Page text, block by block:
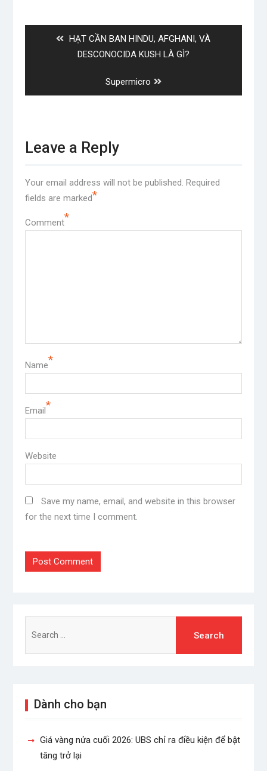
Previous
post:
HẠT CẦN BAN HINDU, AFGHANI, VÀ
DESCONOCIDA KUSH LÀ GÌ?
Next
post:
Supermicro
Leave a Reply
Your email address will not be published. Required
fields are marked*
Comment*
Name*
Email *
Website
Save my name, email, and website in this browser
for the next time I comment.
for:
Dành cho bạn
Giá vàng nửa cuối 2026: UBS chỉ ra điều kiện để bật
tăng trở lại